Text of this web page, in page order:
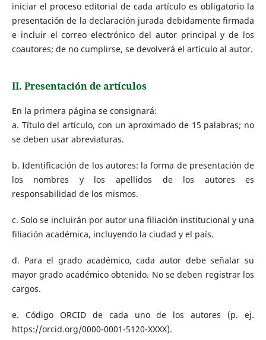
iniciar el proceso editorial de cada artículo es obligatorio la
presentación de la declaración jurada debidamente firmada
e incluir el correo electrónico del autor principal y de los
coautores; de no cumplirse, se devolverá el artículo al autor.
II. Presentación de artículos
En la primera página se consignará:
a. Título del artículo, con un aproximado de 15 palabras; no
se deben usar abreviaturas.
b. Identificación de los autores: la forma de presentación de
los nombres y los apellidos de los autores es
responsabilidad de los mismos.
c. Solo se incluirán por autor una filiación institucional y una
filiación académica, incluyendo la ciudad y el país.
d. Para el grado académico, cada autor debe señalar su
mayor grado académico obtenido. No se deben registrar los
cargos.
e. Código ORCID de cada uno de los autores (p. ej.
https://orcid.org/0000-0001-5120-XXXX).